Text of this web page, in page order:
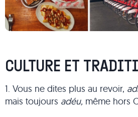
CULTURE ET
1. Vous ne dites plus au revoir,
mais toujours adéu, même hors